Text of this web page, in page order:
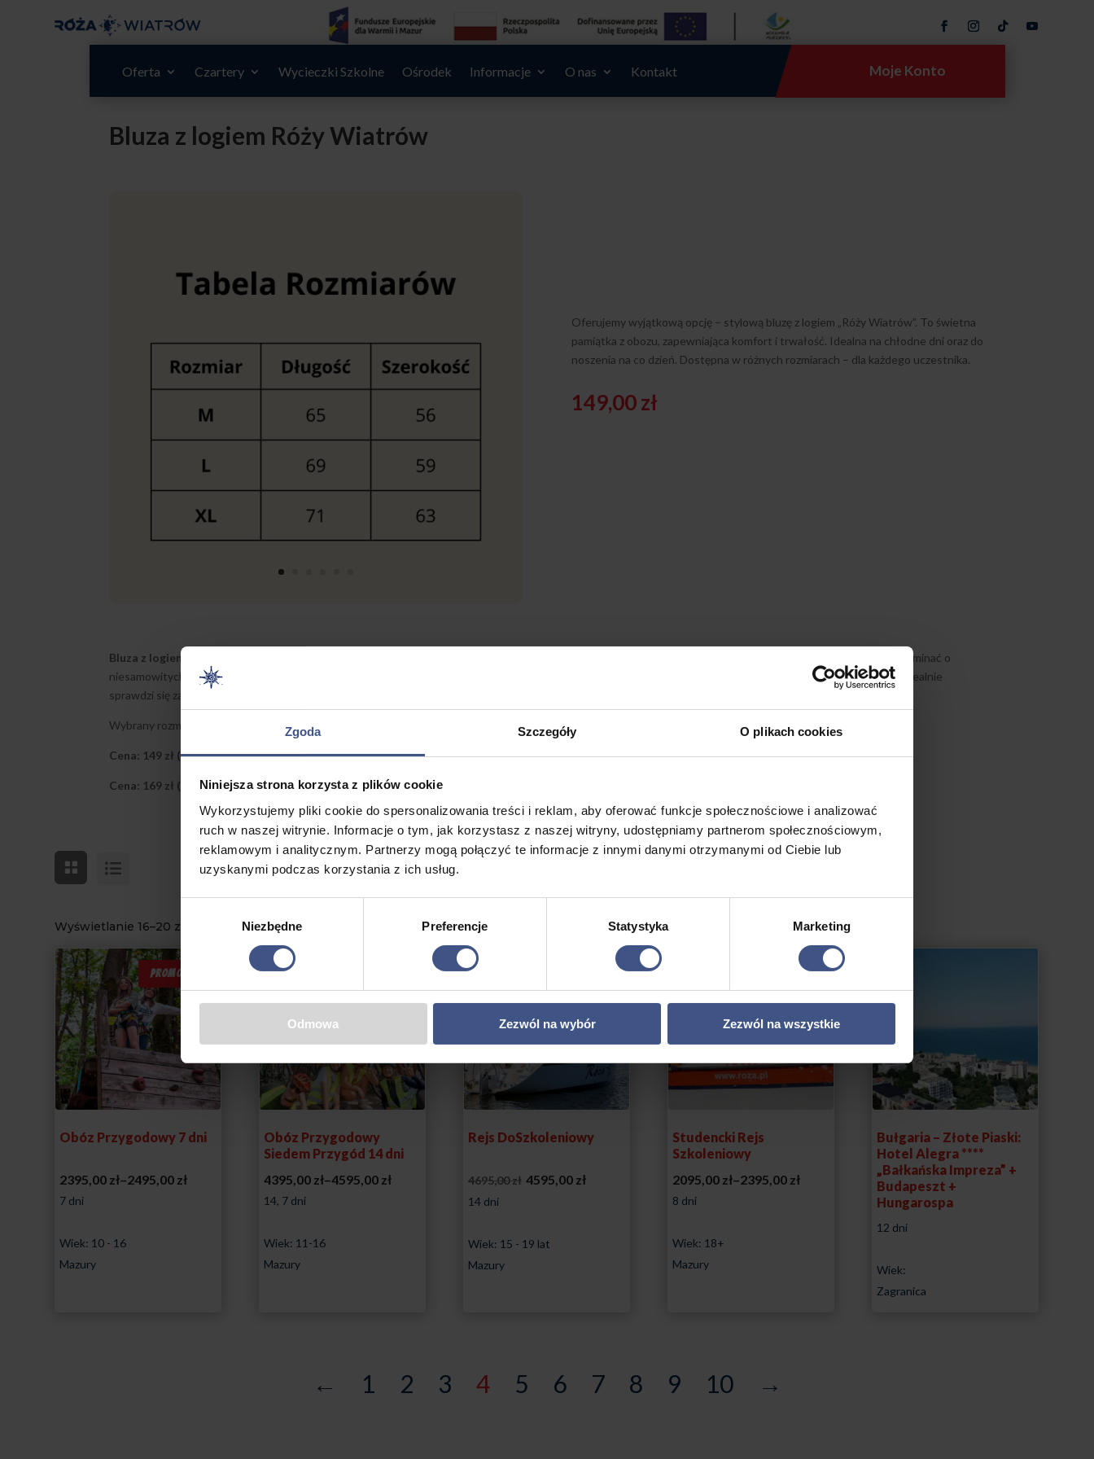
Zgoda Szczegóły O plikach cookies
Niniejsza strona korzysta z plików cookie
Wykorzystujemy pliki cookie do spersonalizowania treści i reklam, aby oferować funkcje społecznościowe i analizować
ruch w naszej witrynie. Informacje o tym, jak korzystasz z naszej witryny, udostępniamy partnerom społecznościowym,
reklamowym i analitycznym. Partnerzy mogą połączyć te informacje z innymi danymi otrzymanymi od Ciebie lub
uzyskanymi podczas korzystania z ich usług.
Niezbędne Preferencje Statystyka Marketing
Odmowa Zezwól na wybór Zezwól na wszystkie
Oferta Czartery Wycieczki Szkolne Ośrodek Informacje O nas Kontakt Moje Konto
Bluza z logiem Róży Wiatrów
Oferujemy wyjątkową opcję – stylową bluzę z logiem „Róży Wiatrów”. To świetna
pamiątka z obozu, zapewniająca komfort i trwałość. Idealna na chłodne dni oraz do
noszenia na co dzień. Dostępna w różnych rozmiarach – dla każdego uczestnika.
149,00zł
Bluza z logiem „Róża Wiatrów” –
oferujemy wyjątkową opcję dodatkową – stylową bluzę z logiem „Róży Wiatrów”. To doskonała pamiątka, która będzie przypominać o
niesamowitych przygodach na obozie. Bluza wykonana jest z wysokiej jakości materiałów, zapewniających komfort i trwałość. Dostępna w różnych rozmiarach, idealnie
sprawdzi się zarówno na chłodniejsze dni obozu, jak i w codziennym użytkowaniu po powrocie do domu.
Wybrany rozmiar – M / L / XL – należy podać w polu na “Uwagi do zamówienia” w dalszej części rezerwacji.
Cena: 149 zł (odbiór osobisty)
Cena: 169 zł (wysyłka)
Wyświetlanie 16–20 z 46 wyników
PROMOCJA
Obóz Przygodowy 7 dni
2395,00 zł–2495,00 złZakres
7 dni
Wiek: 10 - 16
Mazury
Obóz Przygodowy
Siedem Przygód 14 dni
4395,00 zł–4595,00 złZakres
14, 7 dni
Wiek: 11-16
Mazury
Rejs DoSzkoleniowy
4695,00zł Pierwotna
4695,00 zł.
4595,00 złAktualna
14 dni
Wiek: 15 - 19 lat
Mazury
PROMOCJA
Studencki Rejs
Szkoleniowy
2095,00 zł–2395,00 złZakres
8 dni
Wiek: 18+
Mazury
Bułgaria – Złote Piaski:
Hotel Alegra ****
„Bałkańska Impreza” +
Budapeszt +
Hungarospa
12 dni
Wiek:
Zagranica
← 1 2 3 4 5 6 7 8 9 10 →